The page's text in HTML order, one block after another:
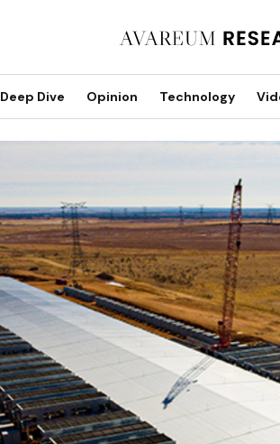
Deep Dive Opinion Technology